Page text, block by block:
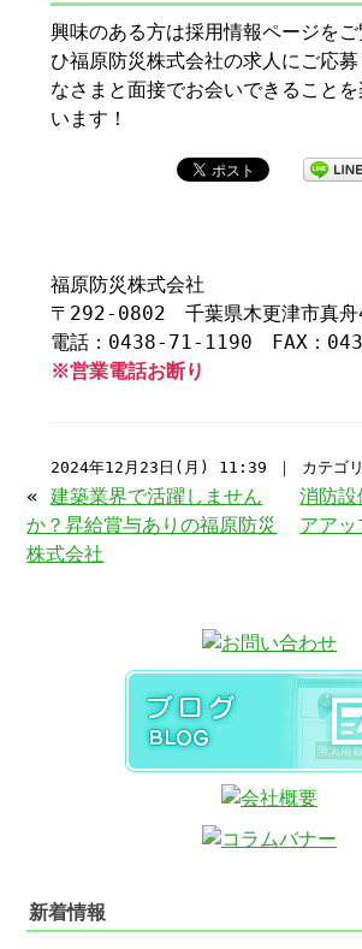
興味のある方は採用情報ページを
ひ福原防災株式会社の求人にご応
なさまと面接でお会いできること
います！
福原防災株式会社
〒292-0802 千葉県木更津市真
電話：0438-71-1190 FAX：
※営業電話お断り
2024年12月23日(月) 11:39 ｜ カテゴリ
«建築業界で活躍しません
か？昇給賞与ありの福原防災
株式会社
消防設
アア
新着情報